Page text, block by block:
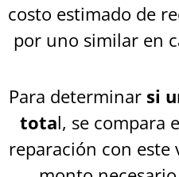
costo estimado de
por uno similar en
Para determinar si
total, se compara
reparación con este